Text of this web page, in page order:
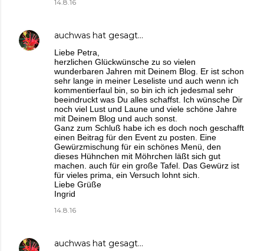
14.8.16
auchwas hat gesagt…
Liebe Petra,
herzlichen Glückwünsche zu so vielen
wunderbaren Jahren mit Deinem Blog. Er ist schon
sehr lange in meiner Leseliste und auch wenn ich
kommentierfaul bin, so bin ich ich jedesmal sehr
beeindruckt was Du alles schaffst. Ich wünsche Dir
noch viel Lust und Laune und viele schöne Jahre
mit Deinem Blog und auch sonst.
Ganz zum Schluß habe ich es doch noch geschafft
einen Beitrag für den Event zu posten. Eine
Gewürzmischung für ein schönes Menü, den
dieses Hühnchen mit Möhrchen läßt sich gut
machen. auch für ein große Tafel. Das Gewürz ist
für vieles prima, ein Versuch lohnt sich.
Liebe Grüße
Ingrid
14.8.16
auchwas hat gesagt…